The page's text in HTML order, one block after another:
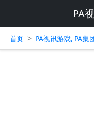
PA
首页 > PA视讯游戏, PA集